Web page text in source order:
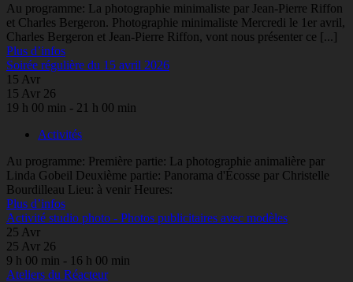
Au programme: La photographie minimaliste par Jean-Pierre Riffon
et Charles Bergeron. Photographie minimaliste Mercredi le 1er avril,
Charles Bergeron et Jean-Pierre Riffon, vont nous présenter ce [...]
Plus d’infos
Soirée régulière du 15 avril 2026
15 Avr
15 Avr 26
19 h 00 min - 21 h 00 min
Activités
Au programme: Première partie: La photographie animalière par
Linda Gobeil Deuxième partie: Panorama d'Écosse par Christelle
Bourdilleau Lieu: à venir Heures:
Plus d’infos
Activité studio photo - Photos publicitaires avec modèles
25 Avr
25 Avr 26
9 h 00 min - 16 h 00 min
Ateliers du Réacteur